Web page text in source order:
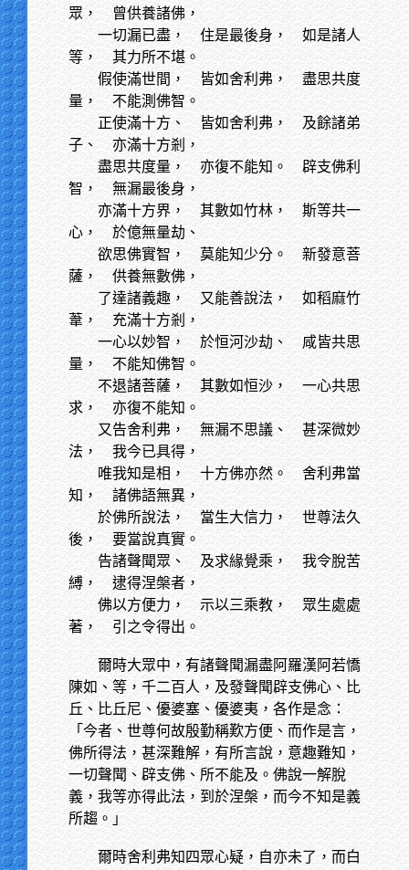
眾， 曾供養諸佛，
一切漏已盡，
住是最後身， 如是諸人
等， 其力所不堪。
假使滿世間，
皆如舍利弗， 盡思共度
量， 不能測佛智。
正使滿十方、
皆如舍利弗， 及餘諸弟
子、 亦滿十方剎，
盡思共度量，
亦復不能知。 辟支佛利
智， 無漏最後身，
亦滿十方界，
其數如竹林， 斯等共一
心， 於億無量劫、
欲思佛實智，
莫能知少分。 新發意菩
薩， 供養無數佛，
了達諸義趣，
又能善說法， 如稻麻竹
葦， 充滿十方剎，
一心以妙智，
於恒河沙劫、 咸皆共思
量， 不能知佛智。
不退諸菩薩，
其數如恒沙， 一心共思
求， 亦復不能知。
又告舍利弗，
無漏不思議、 甚深微妙
法， 我今已具得，
唯我知是相，
十方佛亦然。 舍利弗當
知， 諸佛語無異，
於佛所說法，
當生大信力， 世尊法久
後， 要當說真實。
告諸聲聞眾、
及求緣覺乘， 我令脫苦
縛， 逮得涅槃者，
佛以方便力，
示以三乘教， 眾生處處
著， 引之令得出。
爾時大眾中，有諸聲聞漏盡阿羅漢阿若憍
陳如、等，千二百人，及發聲聞辟支佛心、比
丘、比丘尼、優婆塞、優婆夷，各作是念：
「今者、世尊何故殷勤稱歎方便、而作是言，
佛所得法，甚深難解，有所言說，意趣難知，
一切聲聞、辟支佛、所不能及。佛說一解脫
義，我等亦得此法，到於涅槃，而今不知是義
所趨。」
爾時舍利弗知四眾心疑，自亦未了，而白